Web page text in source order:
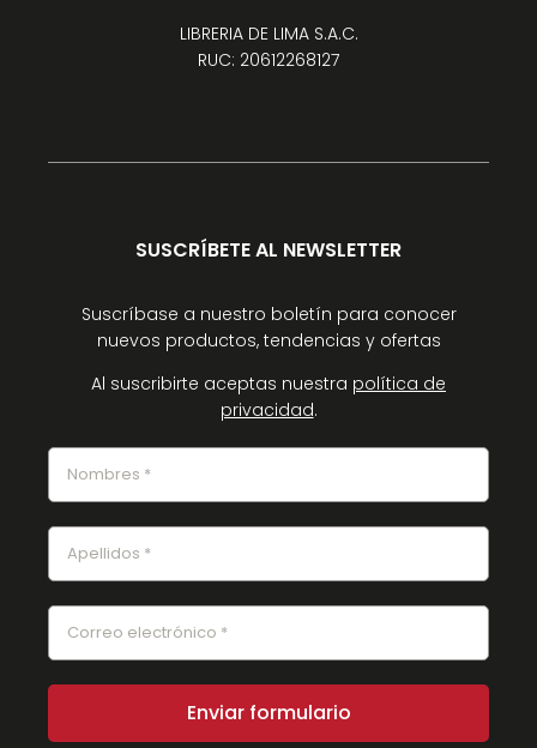
LIBRERIA DE LIMA S.A.C.
RUC: 20612268127
SUSCRÍBETE AL NEWSLETTER
Suscríbase a nuestro boletín para conocer
nuevos productos, tendencias y ofertas
Al suscribirte aceptas nuestra política de
privacidad.